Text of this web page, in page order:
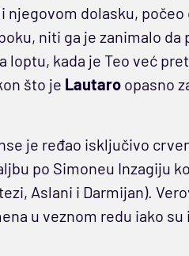
njegovom dolasku, počeo
niti ga je zanimalo da
loptu, kada je Teo već
što je Lautaroopasno
je ređao isključivo
po Simoneu Inzagiju
Aslani i Darmijan).
u veznom redu iako su